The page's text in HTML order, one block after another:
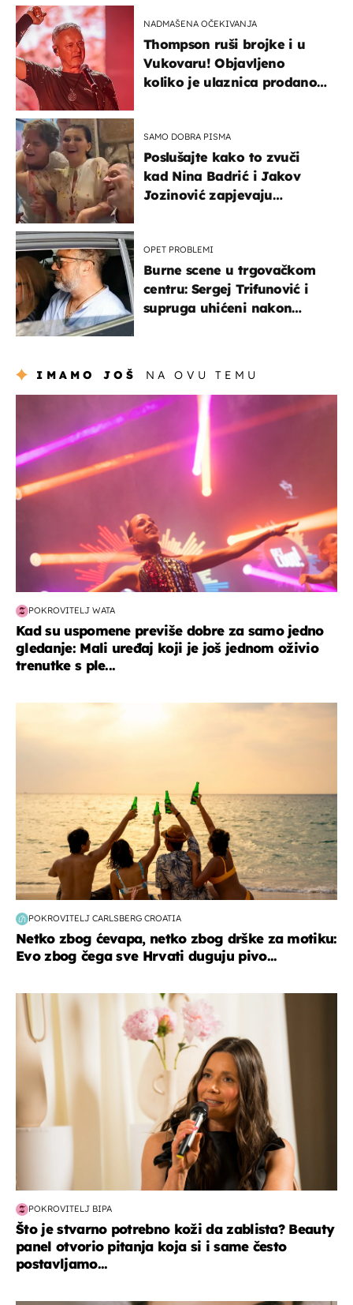
NADMAŠENA OČEKIVANJA
Thompson ruši brojke i u
Vukovaru! Objavljeno
koliko je ulaznica prodano
SAMO DOBRA PISMA
Poslušajte kako to zvuči
kad Nina Badrić i Jakov
Jozinović zapjevaju
OPET PROBLEMI
Burne scene u trgovačkom
centru: Sergej Trifunović i
supruga uhićeni nakon
IMAMO JOŠ NA OVU TEMU
POKROVITELJ WATA
Kad su uspomene previše dobre za samo jedno
gledanje: Mali uređaj koji je još jednom oživio
trenutke s ple...
POKROVITELJ CARLSBERG CROATIA
Netko zbog ćevapa, netko zbog drške za motiku:
Evo zbog čega sve Hrvati duguju pivo...
moda & ljepota
POKROVITELJ BIPA
Što je stvarno potrebno koži da zablista? Beauty
panel otvorio pitanja koja si i same često
postavljamo...